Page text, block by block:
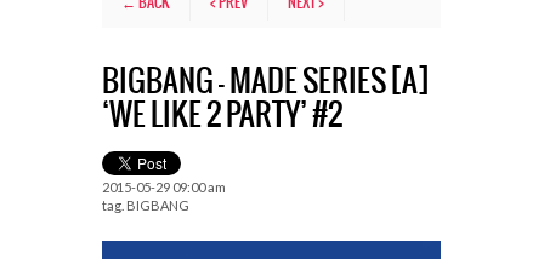
BIGBANG – MADE SERIES [A]
‘WE LIKE 2 PARTY’ #2
2015-05-29 09:00 am
tag. BIGBANG